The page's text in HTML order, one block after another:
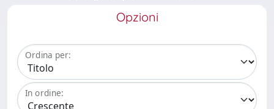
Opzioni
Ordina per:
In ordine: